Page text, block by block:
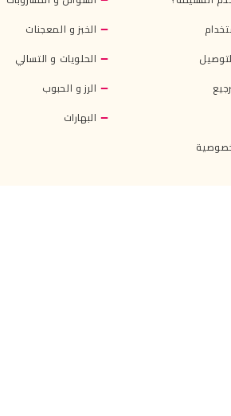
الخبز و المعجنات
الحلويات و التسالي
الرز و الحبوب
البهارات